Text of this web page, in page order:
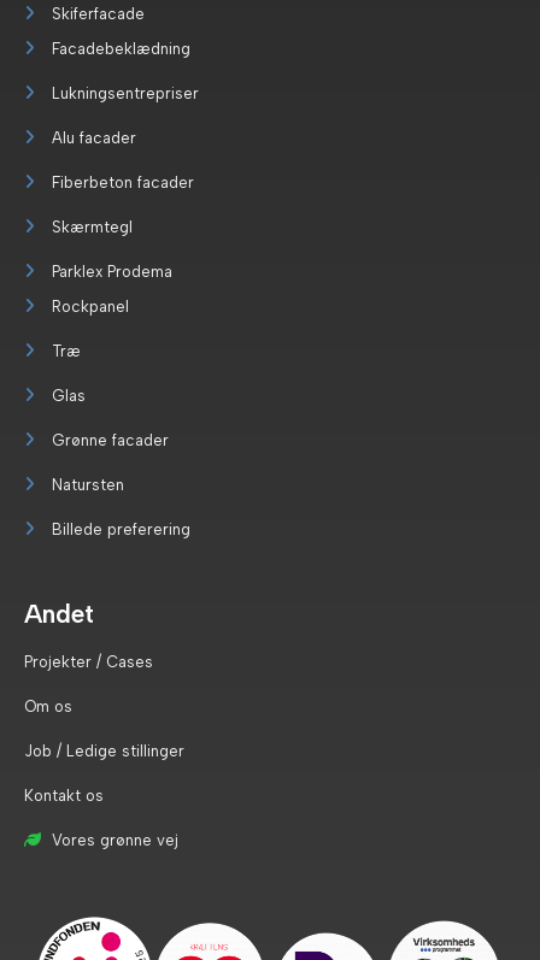
Skiferfacade
Facadebeklædning
Lukningsentrepriser
Alu facader
Fiberbeton facader
Skærmtegl
Parklex Prodema
Rockpanel
Træ
Glas
Grønne facader
Natursten
Billede preferering
Andet
Projekter / Cases
Om os
Job / Ledige stillinger
Kontakt os
Vores grønne vej